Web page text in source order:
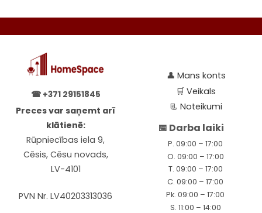
product
product
☎ +371 29151845
Preces var saņemt arī
klātienē:
Rūpniecības iela 9,
Cēsis, Cēsu novads,
LV-4101
PVN Nr. LV40203313036
👤 Mans konts
🛒Veikals
📃Noteikumi
📅 Darba laiki
P. 09:00 – 17:00
O. 09:00 – 17:00
T. 09:00 – 17:00
C. 09:00 – 17:00
Pk. 09:00 – 17:00
S. 11:00 – 14:00